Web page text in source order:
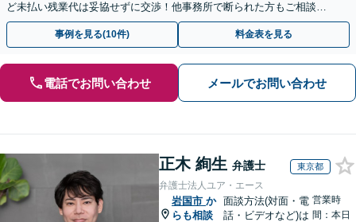
ど未払い残業代は妥協せずに交渉！他事務所で断られた方もご相談く
ださい。【解決事例が豊富】土曜日も電話受付しています
事例を見る(10件) 料金表を見る
電話でお問い合わせ メールでお問い合わせ
正木 絢生 弁護士 東京都
弁護士法人ユア・エース
岩国市 か
らも相談
面談方法(対面・電
話・ビデオなど)は
営業時
間：本日